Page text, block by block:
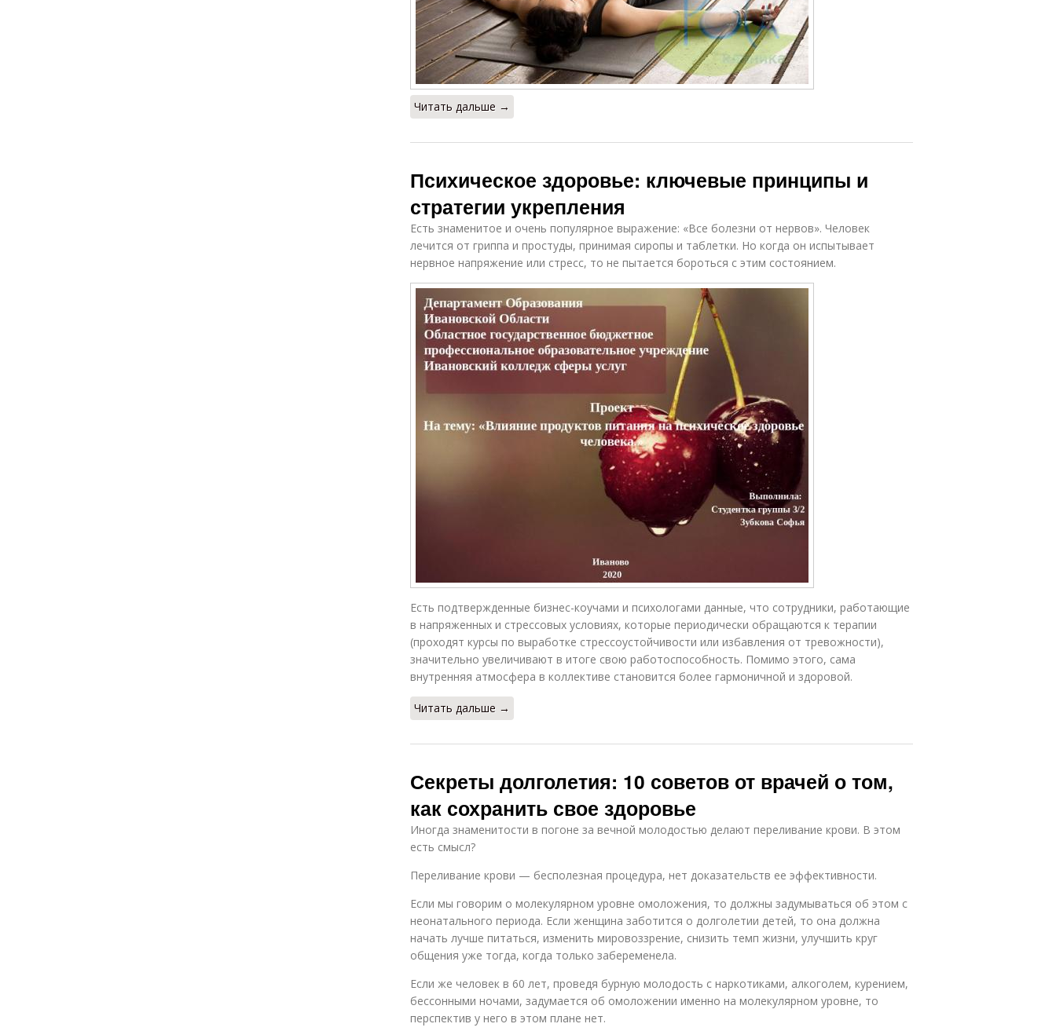
Читать дальше →
Психическое здоровье: ключевые принципы и
стратегии укрепления
Есть знаменитое и очень популярное выражение: «Все болезни от нервов». Человек
лечится от гриппа и простуды, принимая сиропы и таблетки. Но когда он испытывает
нервное напряжение или стресс, то не пытается бороться с этим состоянием.
Есть подтвержденные бизнес-коучами и психологами данные, что сотрудники, работающие
в напряженных и стрессовых условиях, которые периодически обращаются к терапии
(проходят курсы по выработке стрессоустойчивости или избавления от тревожности),
значительно увеличивают в итоге свою работоспособность. Помимо этого, сама
внутренняя атмосфера в коллективе становится более гармоничной и здоровой.
Читать дальше →
Секреты долголетия: 10 советов от врачей о том,
как сохранить свое здоровье
Иногда знаменитости в погоне за вечной молодостью делают переливание крови. В этом
есть смысл?
Переливание крови — бесполезная процедура, нет доказательств ее эффективности.
Если мы говорим о молекулярном уровне омоложения, то должны задумываться об этом с
неонатального периода. Если женщина заботится о долголетии детей, то она должна
начать лучше питаться, изменить мировоззрение, снизить темп жизни, улучшить круг
общения уже тогда, когда только забеременела.
Если же человек в 60 лет, проведя бурную молодость с наркотиками, алкоголем, курением,
бессонными ночами, задумается об омоложении именно на молекулярном уровне, то
перспектив у него в этом плане нет.